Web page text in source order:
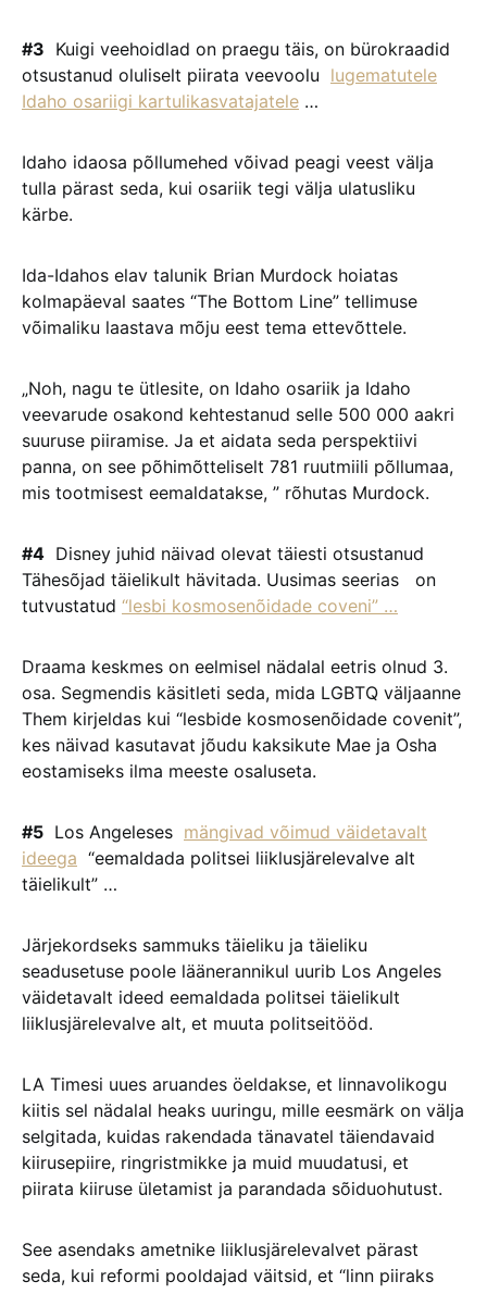
#3 Kuigi veehoidlad on praegu täis, on bürokraadid
otsustanud oluliselt piirata veevoolu lugematutele
Idaho osariigi kartulikasvatajatele …
Idaho idaosa põllumehed võivad peagi veest välja
tulla pärast seda, kui osariik tegi välja ulatusliku
kärbe.
Ida-Idahos elav talunik Brian Murdock hoiatas
kolmapäeval saates “The Bottom Line” tellimuse
võimaliku laastava mõju eest tema ettevõttele.
„Noh, nagu te ütlesite, on Idaho osariik ja Idaho
veevarude osakond kehtestanud selle 500 000 aakri
suuruse piiramise. Ja et aidata seda perspektiivi
panna, on see põhimõtteliselt 781 ruutmiili põllumaa,
mis tootmisest eemaldatakse, ” rõhutas Murdock.
#4 Disney juhid näivad olevat täiesti otsustanud
Tähesõjad täielikult hävitada. Uusimas seerias on
tutvustatud “lesbi kosmosenõidade coveni” …
Draama keskmes on eelmisel nädalal eetris olnud 3.
osa. Segmendis käsitleti seda, mida LGBTQ väljaanne
Them kirjeldas kui “lesbide kosmosenõidade covenit”,
kes näivad kasutavat jõudu kaksikute Mae ja Osha
eostamiseks ilma meeste osaluseta.
#5 Los Angeleses mängivad võimud väidetavalt
ideega “eemaldada politsei liiklusjärelevalve alt
täielikult” …
Järjekordseks sammuks täieliku ja täieliku
seadusetuse poole läänerannikul uurib Los Angeles
väidetavalt ideed eemaldada politsei täielikult
liiklusjärelevalve alt, et muuta politseitööd.
LA Timesi uues aruandes öeldakse, et linnavolikogu
kiitis sel nädalal heaks uuringu, mille eesmärk on välja
selgitada, kuidas rakendada tänavatel täiendavaid
kiirusepiire, ringristmikke ja muid muudatusi, et
piirata kiiruse ületamist ja parandada sõiduohutust.
See asendaks ametnike liiklusjärelevalvet pärast
seda, kui reformi pooldajad väitsid, et “linn piiraks